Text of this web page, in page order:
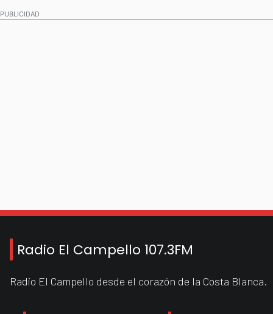
PUBLICIDAD
Radio El Campello 107.3FM
Radio El Campello desde el corazón de la Costa Blanca.